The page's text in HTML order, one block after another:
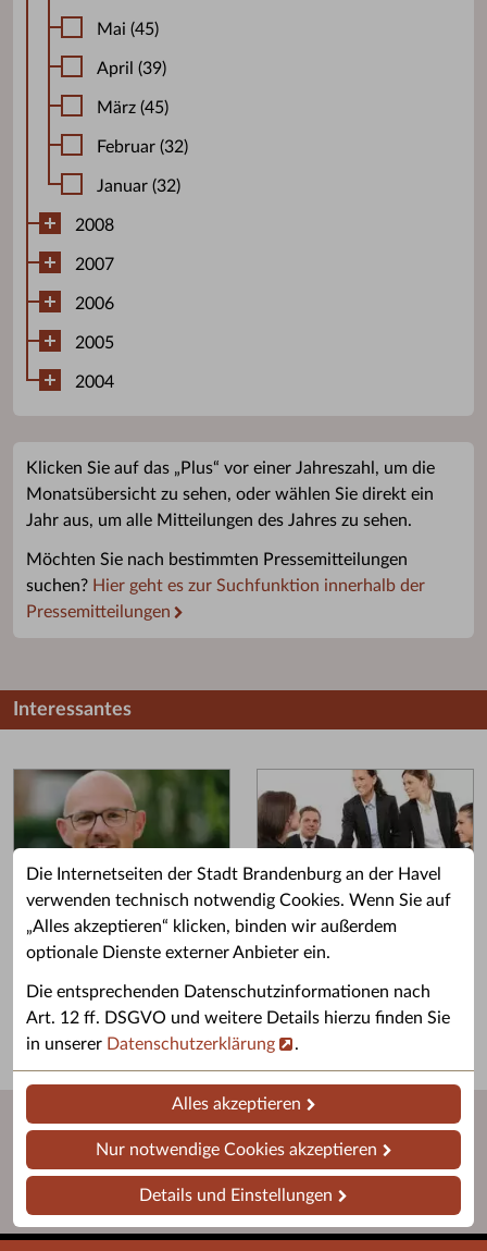
Die Internetseiten der Stadt Brandenburg an der Havel
verwenden technisch notwendig Cookies. Wenn Sie auf
„Alles akzeptieren“ klicken, binden wir außerdem
optionale Dienste externer Anbieter ein.
Die entsprechenden Datenschutzinformationen nach
Art. 12 ff. DSGVO und weitere Details hierzu finden Sie
in unserer Datenschutzerklärung .
Alles akzeptieren
Nur notwendige Cookies akzeptieren
Details und Einstellungen
Mai (45)
April (39)
März (45)
Februar (32)
Januar (32)
2008
2007
2006
2005
2004
Klicken Sie auf das „Plus“ vor einer Jahreszahl, um die
Monatsübersicht zu sehen, oder wählen Sie direkt ein
Jahr aus, um alle Mitteilungen des Jahres zu sehen.
Möchten Sie nach bestimmten Pressemitteilungen
suchen? Hier geht es zur Suchfunktion innerhalb der
Pressemitteilungen
Interessantes
Grußwort des OB